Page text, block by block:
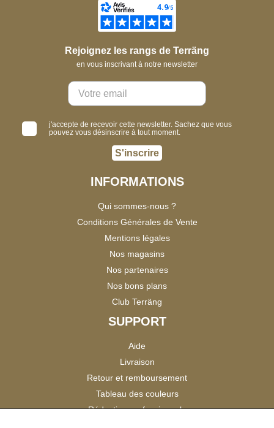
Rejoignez les rangs de Terräng
en vous inscrivant à notre newsletter
j'accepte de recevoir cette newsletter. Sachez que vous
pouvez vous désinscrire à tout moment.
S'inscrire
INFORMATIONS
Qui sommes-nous ?
Conditions Générales de Vente
Mentions légales
Nos magasins
Nos partenaires
Nos bons plans
Club Terräng
SUPPORT
Aide
Livraison
Retour et remboursement
Tableau des couleurs
Réduction professionnels